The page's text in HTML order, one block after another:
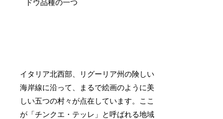
イタリア北西部、リグーリア州の険しい
海岸線に沿って、まるで絵画のように美
しい五つの村々が点在しています。ここ
が「チンクエ・テッレ」と呼ばれる地域